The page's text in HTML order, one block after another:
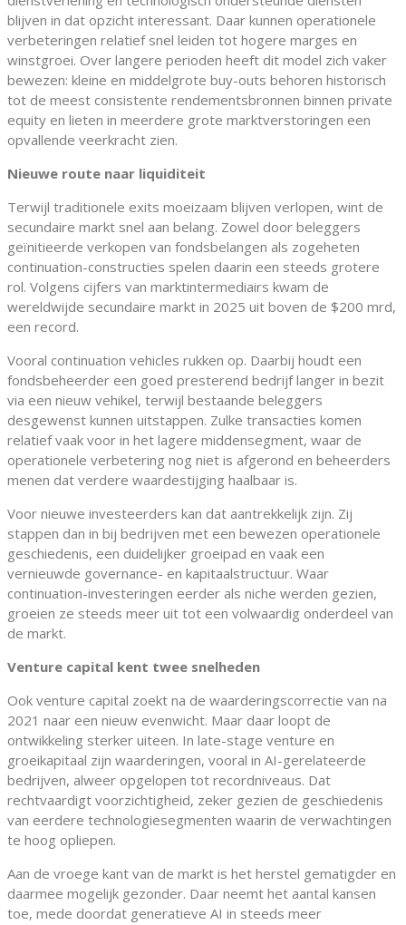
blijven in dat opzicht interessant. Daar kunnen operationele
verbeteringen relatief snel leiden tot hogere marges en
winstgroei. Over langere perioden heeft dit model zich vaker
bewezen: kleine en middelgrote buy-outs behoren historisch
tot de meest consistente rendementsbronnen binnen private
equity en lieten in meerdere grote marktverstoringen een
opvallende veerkracht zien.
Nieuwe route naar liquiditeit
Terwijl traditionele exits moeizaam blijven verlopen, wint de
secundaire markt snel aan belang. Zowel door beleggers
geïnitieerde verkopen van fondsbelangen als zogeheten
continuation-constructies spelen daarin een steeds grotere
rol. Volgens cijfers van marktintermediairs kwam de
wereldwijde secundaire markt in 2025 uit boven de $200 mrd,
een record.
Vooral continuation vehicles rukken op. Daarbij houdt een
fondsbeheerder een goed presterend bedrijf langer in bezit
via een nieuw vehikel, terwijl bestaande beleggers
desgewenst kunnen uitstappen. Zulke transacties komen
relatief vaak voor in het lagere middensegment, waar de
operationele verbetering nog niet is afgerond en beheerders
menen dat verdere waardestijging haalbaar is.
Voor nieuwe investeerders kan dat aantrekkelijk zijn. Zij
stappen dan in bij bedrijven met een bewezen operationele
geschiedenis, een duidelijker groeipad en vaak een
vernieuwde governance- en kapitaalstructuur. Waar
continuation-investeringen eerder als niche werden gezien,
groeien ze steeds meer uit tot een volwaardig onderdeel van
de markt.
Venture capital kent twee snelheden
Ook venture capital zoekt na de waarderingscorrectie van na
2021 naar een nieuw evenwicht. Maar daar loopt de
ontwikkeling sterker uiteen. In late-stage venture en
groeikapitaal zijn waarderingen, vooral in AI-gerelateerde
bedrijven, alweer opgelopen tot recordniveaus. Dat
rechtvaardigt voorzichtigheid, zeker gezien de geschiedenis
van eerdere technologiesegmenten waarin de verwachtingen
te hoog opliepen.
Aan de vroege kant van de markt is het herstel gematigder en
daarmee mogelijk gezonder. Daar neemt het aantal kansen
toe, mede doordat generatieve AI in steeds meer